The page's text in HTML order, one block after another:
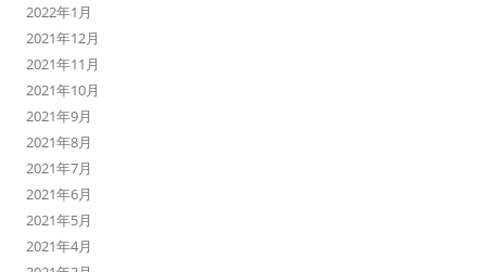
2022年1月
2021年12月
2021年11月
2021年10月
2021年9月
2021年8月
2021年7月
2021年6月
2021年5月
2021年4月